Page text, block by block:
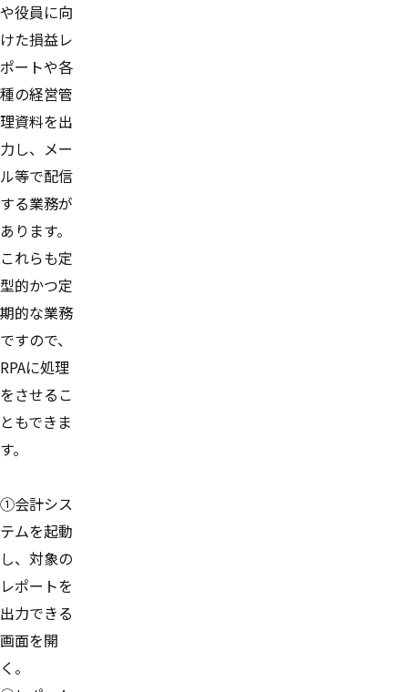
や役員に向
けた損益レ
ポートや各
種の経営管
理資料を出
力し、メー
ル等で配信
する業務が
あります。
これらも定
型的かつ定
期的な業務
ですので、
RPAに処理
をさせるこ
ともできま
す。
①会計シス
テムを起動
し、対象の
レポートを
出力できる
画面を開
く。